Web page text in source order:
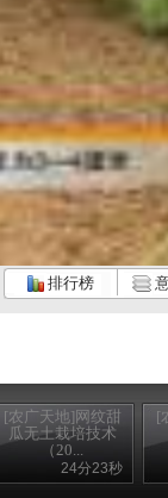
排行榜
[农广天地]网纹甜
瓜无土栽培技术
（20...
24分23秒
[